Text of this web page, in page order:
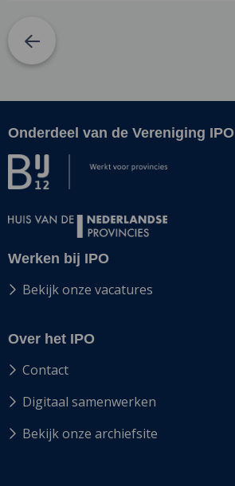
Site
footer
Onderdeel van de Vereniging IPO
Werken bij IPO
Bekijk onze vacatures
Over het IPO
Contact
Digitaal samenwerken
Bekijk onze archiefsite